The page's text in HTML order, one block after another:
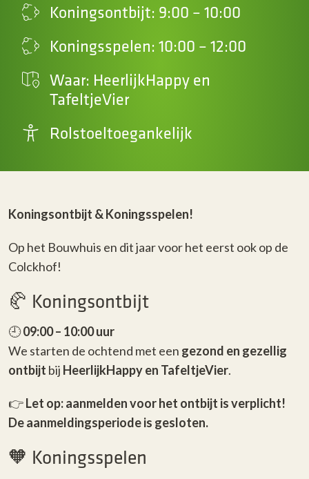
Koningsontbijt: 9:00 – 10:00
Koningsspelen: 10:00 – 12:00
Waar: HeerlijkHappy en
TafeltjeVier
Rolstoeltoegankelijk
Koningsontbijt & Koningsspelen!
Op het Bouwhuis en dit jaar voor het eerst ook op de
Colckhof!
🥐 Koningsontbijt
🕘09:00 – 10:00 uur
We starten de ochtend met een gezond en gezellig
ontbijt bij HeerlijkHappy en TafeltjeVier.
👉Let op: aanmelden voor het ontbijt is verplicht!
De aanmeldingsperiode is gesloten.
🧡 Koningsspelen